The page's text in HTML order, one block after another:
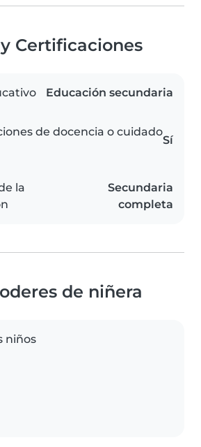
Certificaciones
Educación secundaria
de docencia o cuidado
Sí
la
Secundaria
completa
de niñera
niños